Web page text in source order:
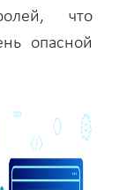
что
опасной